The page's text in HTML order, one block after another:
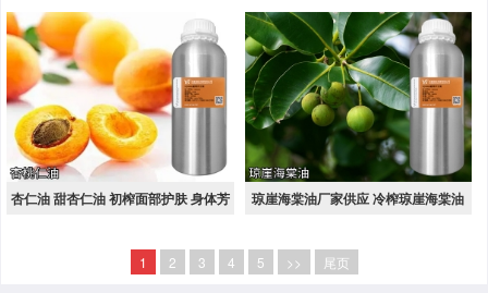
杏仁油 甜杏仁油 初榨面部护肤 身体芳
琼崖海棠油厂家供应 冷榨琼崖海棠油
1 2 3 4 5 >> 尾页